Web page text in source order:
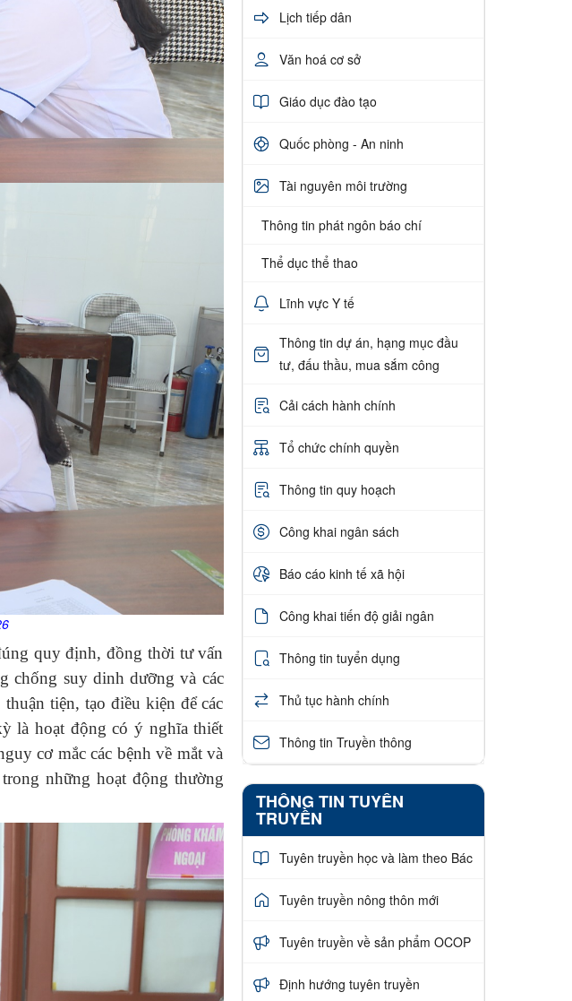
quy định, đồng thời tư vấn
chống suy dinh dưỡng và các
tiện, tạo điều kiện để các
là hoạt động có ý nghĩa thiết
cơ mắc các bệnh về mắt và
những hoạt động thường
Lịch tiếp dân
Văn hoá cơ sở
Giáo dục đào tạo
Quốc phòng - An ninh
Tài nguyên môi trường
Thông tin phát ngôn báo chí
Thể dục thể thao
Lĩnh vực Y tế
Thông tin dự án, hạng mục đầu
tư, đấu thầu, mua sắm công
Cải cách hành chính
Tổ chức chính quyền
Thông tin quy hoạch
Công khai ngân sách
Báo cáo kinh tế xã hội
Công khai tiến độ giải ngân
Thông tin tuyển dụng
Thủ tục hành chính
Thông tin Truyền thông
THÔNG TIN TUYÊN
TRUYỀN
Tuyên truyền học và làm theo Bác
Tuyên truyền nông thôn mới
Tuyên truyền về sản phẩm OCOP
Định hướng tuyên truyền